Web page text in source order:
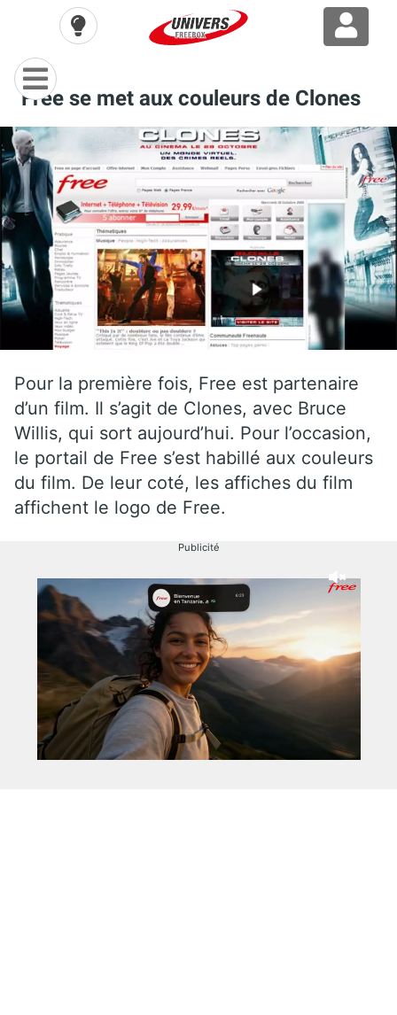
Free se met aux couleurs de Clones
Pour la première fois, Free est partenaire
d’un film. Il s’agit de Clones, avec Bruce
Willis, qui sort aujourd’hui. Pour l’occasion,
le portail de Free s’est habillé aux couleurs
du film. De leur coté, les affiches du film
affichent le logo de Free.
Publicité